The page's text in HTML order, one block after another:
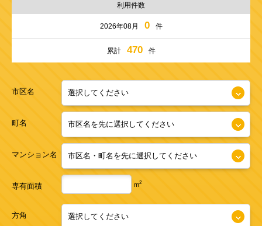
利用件数
2026年08月 0 件
累計 470 件
市区名
町名
マンション名
専有面積 m2
方角